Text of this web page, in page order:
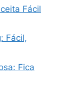
Fácil
Fácil,
Fica